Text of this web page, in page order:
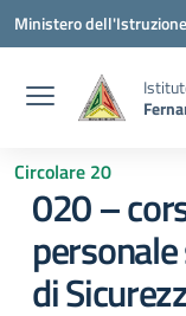
Vai ai contenuti
Vai al menu di
Vai al footer
Ministero
Circolare 20
020 –
di